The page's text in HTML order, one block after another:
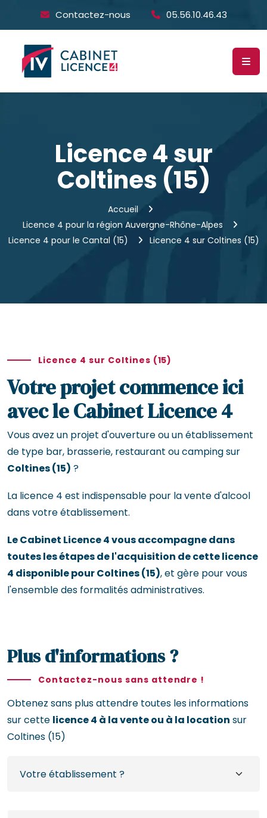
Contactez-nous 05.56.10.46.43
Licence 4 sur
Coltines (15)
Accueil
Licence 4 pour la région Auvergne-Rhône-Alpes
Licence 4 pour le Cantal (15)
Licence 4 sur Coltines (15)
Licence 4 sur Coltines (15)
Votre projet commence ici
avec le Cabinet Licence 4
Vous avez un projet d'ouverture ou un établissement
de type bar, brasserie, restaurant ou camping sur
Coltines (15) ?
La licence 4 est indispensable pour la vente d'alcool
dans votre établissement.
Le Cabinet Licence 4 vous accompagne dans
toutes les étapes de l'acquisition de cette licence
4 disponible pour Coltines (15), et gère pour vous
l'ensemble des formalités administratives.
Plus d'informations ?
Contactez-nous sans attendre !
Obtenez sans plus attendre toutes les informations
sur cette licence 4 à la vente ou à la location sur
Coltines (15)